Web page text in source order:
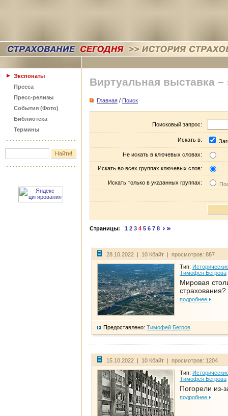
Экспонаты
Пресса
Пресс-релизы
События (Фото)
Библиотека
Термины
Виртуальная выставка –
Главная / Поиск
Поисковый запрос:
Искать в:
Не искать в ключевых словах:
Искать во всех группах ключевых слов:
Искать только в указанных группах:
Страницы: 1 2 3 4 5 6 7 8
28.10.2022 | 10 Кбайт | просмотров: 887
Тип:
Тимофея Бегрова
Мировая
страхования?
подробнее
Предоставлено: Тимофей Бегров
15.10.2022 | 10 Кбайт | просмотров: 1204
Тип:
Тимофея Бегрова
Погорели из-
подробнее